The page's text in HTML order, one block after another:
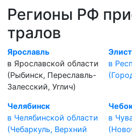
Регионы РФ
тралов
Ярославль
в Ярославской области
(Рыбинск, Переславль-
Залесский, Углич)
в
Челябинск
в Челябинской области
(Чебаркуль, Верхний
в